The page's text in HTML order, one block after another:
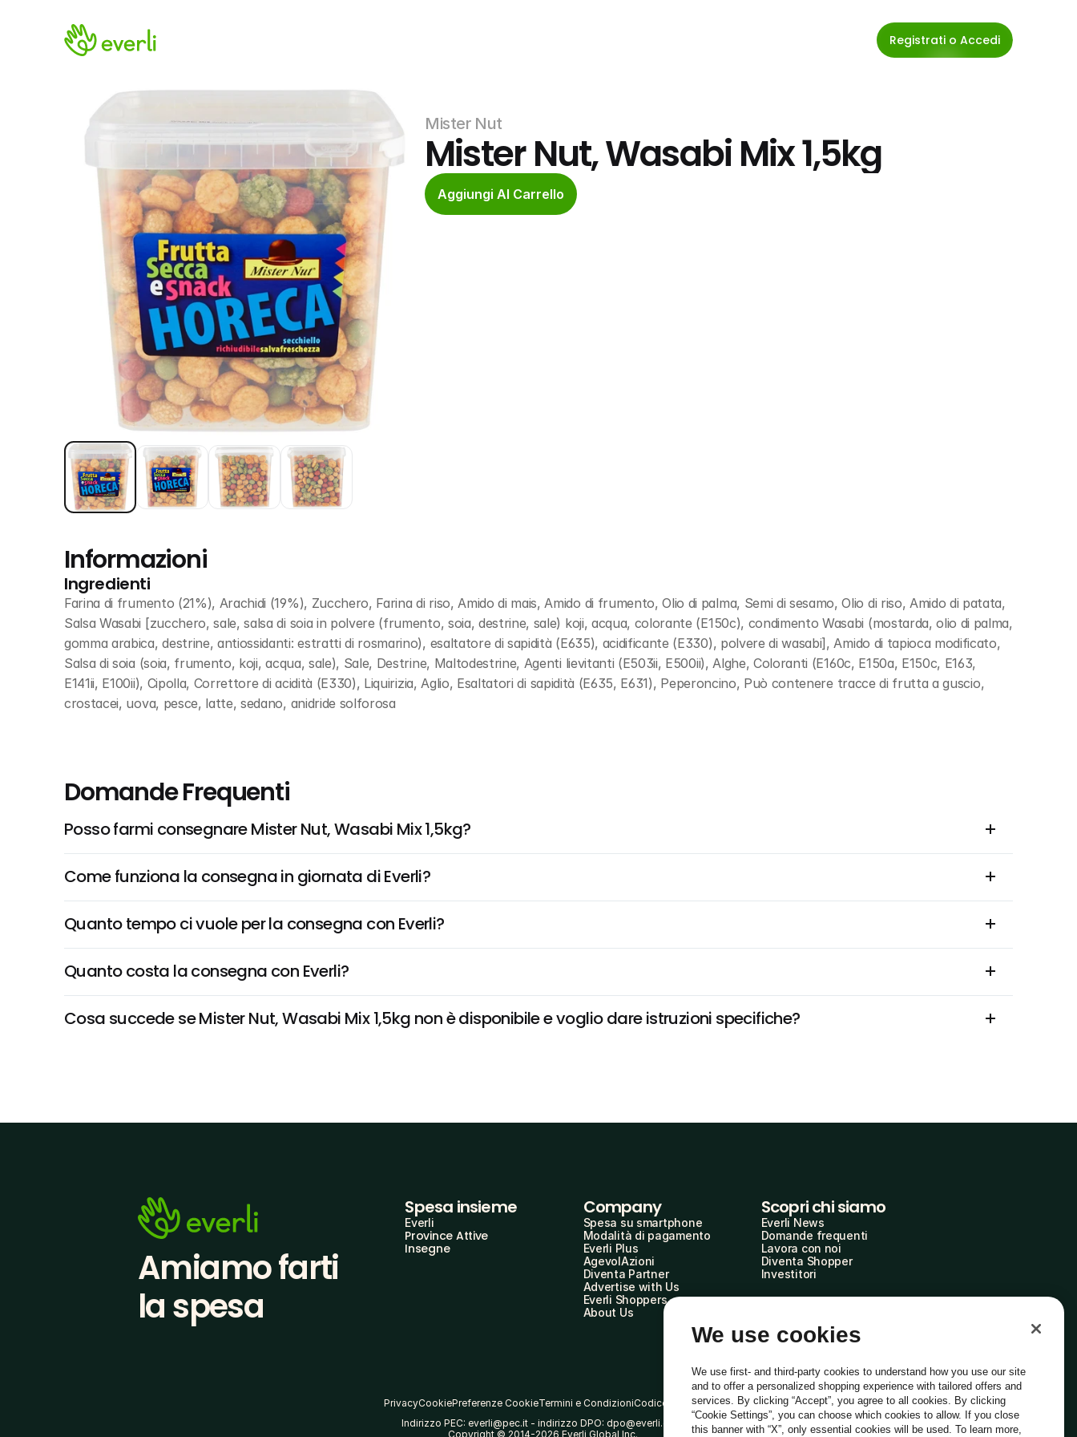
Registrati o Accedi
Mister Nut
Mister Nut, Wasabi Mix 1,5kg
Aggiungi Al Carrello
Informazioni
Ingredienti
Farina di frumento (21%), Arachidi (19%), Zucchero, Farina di riso, Amido di mais, Amido di frumento, Olio di palma, Semi di sesamo, Olio di riso, Amido di patata,
Salsa Wasabi [zucchero, sale, salsa di soia in polvere (frumento, soia, destrine, sale) koji, acqua, colorante (E150c), condimento Wasabi (mostarda, olio di palma,
gomma arabica, destrine, antiossidanti: estratti di rosmarino), esaltatore di sapidità (E635), acidificante (E330), polvere di wasabi], Amido di tapioca modificato,
Salsa di soia (soia, frumento, koji, acqua, sale), Sale, Destrine, Maltodestrine, Agenti lievitanti (E503ii, E500ii), Alghe, Coloranti (E160c, E150a, E150c, E163,
E141ii, E100ii), Cipolla, Correttore di acidità (E330), Liquirizia, Aglio, Esaltatori di sapidità (E635, E631), Peperoncino, Può contenere tracce di frutta a guscio,
crostacei, uova, pesce, latte, sedano, anidride solforosa
Domande Frequenti
Posso farmi consegnare Mister Nut, Wasabi Mix 1,5kg?
Come funziona la consegna in giornata di Everli?
Quanto tempo ci vuole per la consegna con Everli?
Quanto costa la consegna con Everli?
Cosa succede se Mister Nut, Wasabi Mix 1,5kg non è disponibile e voglio dare istruzioni specifiche?
Amiamo farti
la spesa
Spesa insieme
Everli
Province Attive
Insegne
Company
Spesa su smartphone
Modalità di pagamento
Everli Plus
AgevolAzioni
Diventa Partner
Advertise with Us
Everli Shoppers
About Us
Scopri chi siamo
Everli News
Domande frequenti
Lavora con noi
Diventa Shopper
Investitori
PrivacyCookiePreferenze CookieTermini e CondizioniCodice Etico
Indirizzo PEC: everli@pec.it - indirizzo DPO: dpo@everli.com
Copyright © 2014-2026 Everli Global Inc.
Italiano
We use cookies
We use first- and third-party cookies to understand how you use our site
and to offer a personalized shopping experience with tailored offers and
services. By clicking “Accept”, you agree to all cookies. By clicking
“Cookie Settings”, you can choose which cookies to allow. If you close
this banner with “X”, only essential cookies will be used. To learn more,